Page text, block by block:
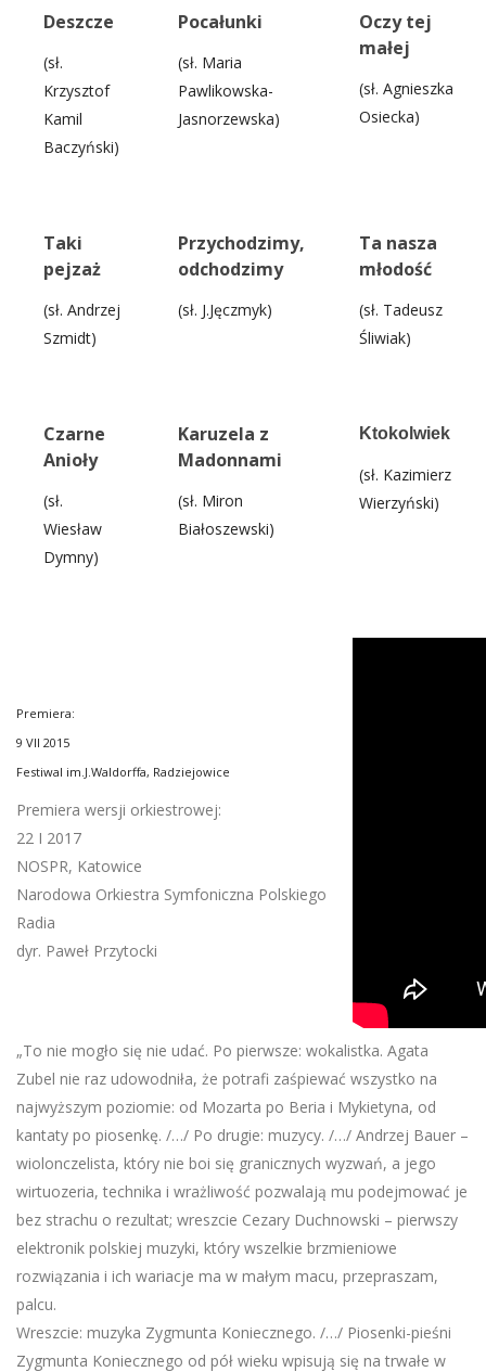
Deszcze
(sł.
Krzysztof
Kamil
Baczyński)
Pocałunki
(sł. Maria
Pawlikowska-
Jasnorzewska)
Oczy tej
małej
(sł. Agnieszka
Osiecka)
Taki
pejzaż
(sł. Andrzej
Szmidt)
Przychodzimy,
odchodzimy
(sł. J.Jęczmyk)
Ta nasza
młodość
(sł. Tadeusz
Śliwiak)
Czarne
Anioły
(sł.
Wiesław
Dymny)
Karuzela z
Madonnami
(sł. Miron
Białoszewski)
Ktokolwiek
(sł. Kazimierz
Wierzyński)
Premiera:
9 VII 2015
Festiwal im.J.Waldorffa, Radziejowice
Premiera wersji orkiestrowej:
22 I 2017
NOSPR, Katowice
Narodowa Orkiestra Symfoniczna Polskiego
Radia
dyr. Paweł Przytocki
„To nie mogło się nie udać. Po pierwsze: wokalistka. Agata
Zubel nie raz udowodniła, że potrafi zaśpiewać wszystko na
najwyższym poziomie: od Mozarta po Beria i Mykietyna, od
kantaty po piosenkę. /…/ Po drugie: muzycy. /…/ Andrzej Bauer –
wiolonczelista, który nie boi się granicznych wyzwań, a jego
wirtuozeria, technika i wrażliwość pozwalają mu podejmować je
bez strachu o rezultat; wreszcie Cezary Duchnowski – pierwszy
elektronik polskiej muzyki, który wszelkie brzmieniowe
rozwiązania i ich wariacje ma w małym macu, przepraszam,
palcu.
Wreszcie: muzyka Zygmunta Koniecznego. /…/ Piosenki-pieśni
Zygmunta Koniecznego od pół wieku wpisują się na trwałe w